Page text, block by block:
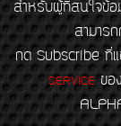
สำหรับผู้ที่สนใจข้อ
สามาร
กด Subscribe ที่
SERVICEของ